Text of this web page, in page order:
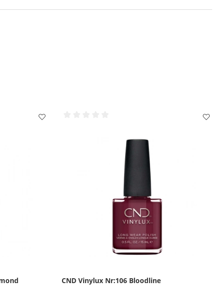
även med CND Vinylux Top Coat precis som du
CND Vinylux Nr:106 Bloodline